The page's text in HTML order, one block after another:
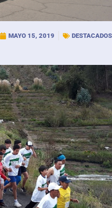
MAYO 15, 2019 DESTACADOS